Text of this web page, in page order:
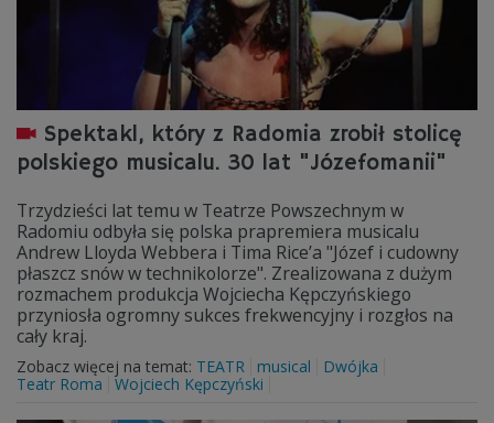
Spektakl, który z Radomia zrobił stolicę
polskiego musicalu. 30 lat "Józefomanii"
Trzydzieści lat temu w Teatrze Powszechnym w
Radomiu odbyła się polska prapremiera musicalu
Andrew Lloyda Webbera i Tima Rice’a "Józef i cudowny
płaszcz snów w technikolorze". Zrealizowana z dużym
rozmachem produkcja Wojciecha Kępczyńskiego
przyniosła ogromny sukces frekwencyjny i rozgłos na
cały kraj.
Zobacz więcej na temat: TEATR musical
Dwójka
Teatr Roma
Wojciech Kępczyński